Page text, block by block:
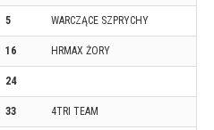
5 WARCZĄCE SZPRYCHY
16 HRMAX ŻORY
24
33 4TRI TEAM